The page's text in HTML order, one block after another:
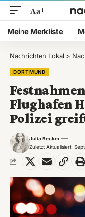
Aa
Meine Merkliste
Nachrichten Lokal >
DORTMUND
Flughafen
Polizei
Zuletzt Aktualisiert:
Julia Becker